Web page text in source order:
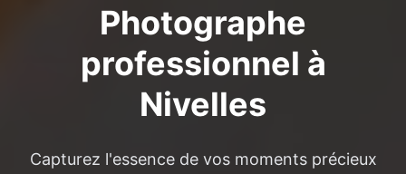
Photographe
professionnel à
Nivelles
Capturez l'essence de vos moments précieux